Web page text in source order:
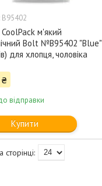
B95402
м'який
Bolt №B95402 "Blue"
для хлопця, чоловіка
відправки
Купити